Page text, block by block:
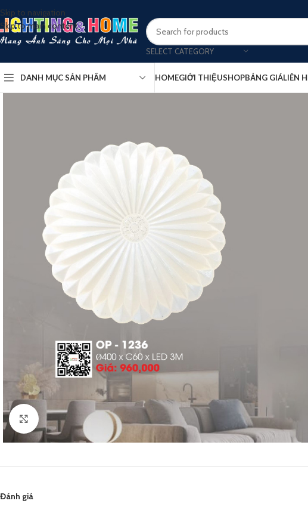
Skip to navigation
Skip to main content
SELECT CATEGORY
DANH MỤC SẢN PHẨM HOMEGIỚI THIỆUSHOPBẢNG GIÁLIÊN
Click to enlarge
Đánh giá